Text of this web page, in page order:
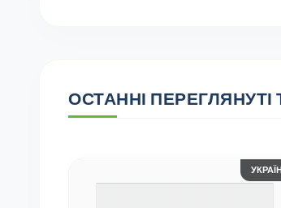
ОСТАННІ ПЕРЕГЛЯНУТІ